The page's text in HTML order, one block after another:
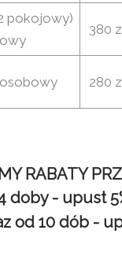
pokojowy)
380
280
RABATY
doby - upust
od 10 dób -